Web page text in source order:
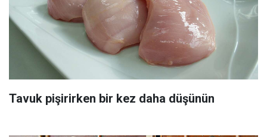
Tavuk pişirirken bir kez daha düşünün